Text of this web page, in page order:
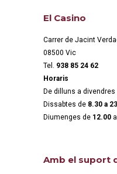
El Casino
Carrer de Jacint
08500 Vic
Tel. 938 85 24 62
Horaris
De dilluns a divendres
Dissabtes de 8.30 a
Diumenges de 12.00 a
Amb el suport